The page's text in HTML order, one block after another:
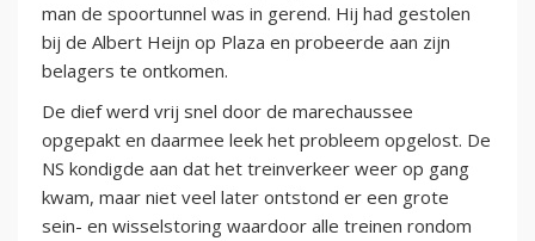
man de spoortunnel was in gerend. Hij had gestolen
bij de Albert Heijn op Plaza en probeerde aan zijn
belagers te ontkomen.
De dief werd vrij snel door de marechaussee
opgepakt en daarmee leek het probleem opgelost. De
NS kondigde aan dat het treinverkeer weer op gang
kwam, maar niet veel later ontstond er een grote
sein- en wisselstoring waardoor alle treinen rondom